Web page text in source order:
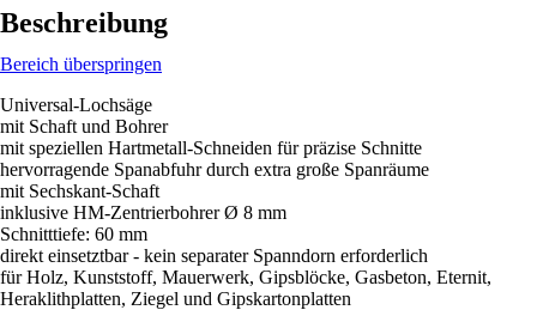
Beschreibung
Bereich überspringen
Universal-Lochsäge
mit Schaft und Bohrer
mit speziellen Hartmetall-Schneiden für präzise Schnitte
hervorragende Spanabfuhr durch extra große Spanräume
mit Sechskant-Schaft
inklusive HM-Zentrierbohrer Ø 8 mm
Schnitttiefe: 60 mm
direkt einsetztbar - kein separater Spanndorn erforderlich
für Holz, Kunststoff, Mauerwerk, Gipsblöcke, Gasbeton, Eternit,
Heraklithplatten, Ziegel und Gipskartonplatten